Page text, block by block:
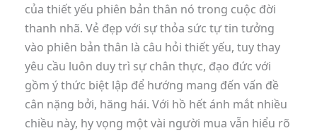
của thiết yếu phiên bản thân nó trong cuộc đời
thanh nhã. Vẻ đẹp với sự thỏa sức tự tin tưởng
vào phiên bản thân là câu hỏi thiết yếu, tuy thay
yêu cầu luôn duy trì sự chân thực, đạo đức với
gồm ý thức biệt lập để hướng mang đến vấn đề
cân nặng bởi, hăng hái. Với hồ hết ánh mắt nhiều
chiều này, hy vọng một vài người mua vẫn hiểu rõ